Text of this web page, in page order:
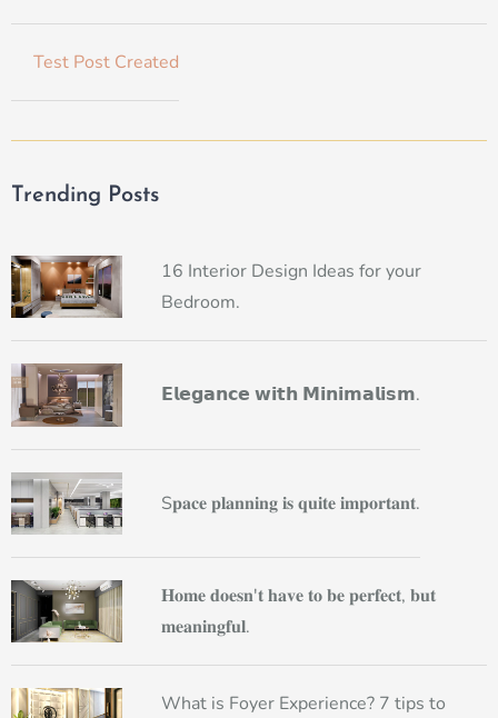
Test Post Created
Trending Posts
16 Interior Design Ideas for your
Bedroom.
𝗘𝗹𝗲𝗴𝗮𝗻𝗰𝗲 𝘄𝗶𝘁𝗵 𝗠𝗶𝗻𝗶𝗺𝗮𝗹𝗶𝘀𝗺.
S𝐩𝐚𝐜𝐞 𝐩𝐥𝐚𝐧𝐧𝐢𝐧𝐠 𝐢𝐬 𝐪𝐮𝐢𝐭𝐞 𝐢𝐦𝐩𝐨𝐫𝐭𝐚𝐧𝐭.
𝐇𝐨𝐦𝐞 𝐝𝐨𝐞𝐬𝐧'𝐭 𝐡𝐚𝐯𝐞 𝐭𝐨 𝐛𝐞 𝐩𝐞𝐫𝐟𝐞𝐜𝐭, 𝐛𝐮𝐭
𝐦𝐞𝐚𝐧𝐢𝐧𝐠𝐟𝐮𝐥.
What is Foyer Experience? 7 tips to